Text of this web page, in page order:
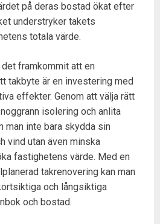
på deras bostad ökat efter
understryker takets
totala värde.
det framkommit att en
takbyte är en investering med
effekter. Genom att välja rätt
isolering och anlita
man inte bara skydda sin
vind utan även minska
fastighetens värde. Med en
takrenovering kan man
och långsiktiga
och bostad.